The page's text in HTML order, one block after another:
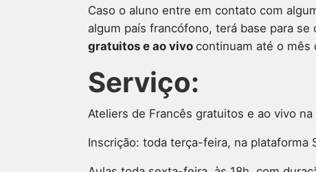
Caso o aluno entre em contato com
algum país francófono, terá base para se
gratuitos e ao vivo continuam até o mês
Serviço:
Ateliers de Francês gratuitos e ao vivo
Inscrição: toda terça-feira, na plataforma